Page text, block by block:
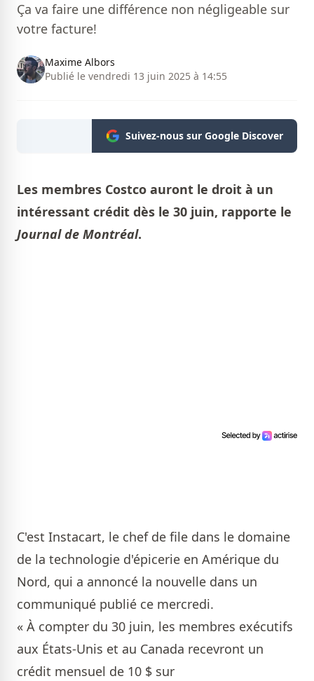
Ça va faire une différence non négligeable sur
votre facture!
Maxime Albors
Publié le vendredi 13 juin 2025 à 14:55
Suivez-nous sur Google Discover
Les membres Costco auront le droit à un
intéressant crédit dès le 30 juin, rapporte le
Journal de Montréal.
C'est Instacart, le chef de file dans le domaine
de la technologie d'épicerie en Amérique du
Nord, qui a annoncé la nouvelle dans un
communiqué publié ce mercredi.
« À compter du 30 juin, les membres exécutifs
aux États-Unis et au Canada recevront un
crédit mensuel de 10 $ sur